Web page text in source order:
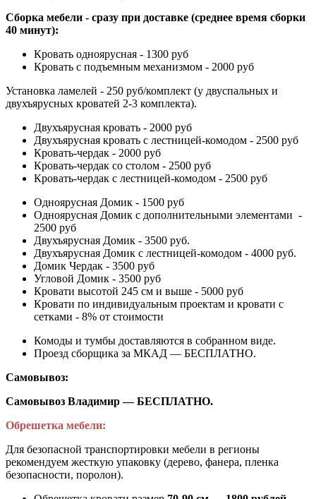
Сборка мебели - сразу при доставке (среднее время сборки
40 минут):
Кровать одноярусная - 1300 руб
Кровать с подъемным механизмом - 2000 руб
Установка ламелей - 250 руб/комплект (у двуспальных и
двухъярусных кроватей 2-3 комплекта).
Двухъярусная кровать - 2000 руб
Двухъярусная кровать с лестницей-комодом - 2500 руб
Кровать-чердак - 2000 руб
Кровать-чердак со столом - 2500 руб
Кровать-чердак с лестницей-комодом - 2500 руб
Одноярусная Домик - 1500 руб
Одноярусная Домик с дополнительными элементами -
2500 руб
Двухъярусная Домик - 3500 руб.
Двухъярусная Домик с лестницей-комодом - 4000 руб.
Домик Чердак - 3500 руб
Угловой Домик - 3500 руб
Кровати высотой 245 см и выше - 5000 руб
Кровати по индивидуальным проектам и кровати с
сетками - 8% от стоимости
Комоды и тумбы доставляются в собранном виде.
Проезд сборщика за МКАД — БЕСПЛАТНО.
Самовывоз:
Самовывоз Владимир — БЕСПЛАТНО.
Обрешетка мебели:
Для безопасной транспортировки мебели в регионы
рекомендуем жесткую упаковку (дерево, фанера, пленка
безопасности, поролон).